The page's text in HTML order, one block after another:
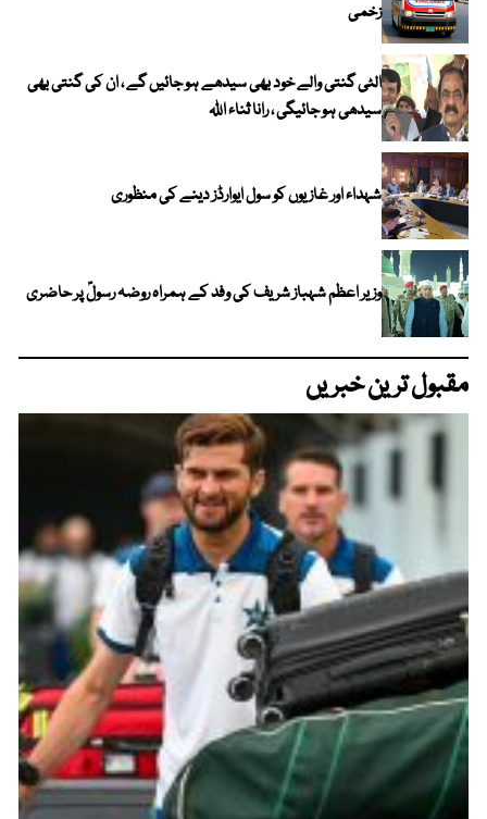
زخمی
الٹی گنتی والے خود بھی سیدھے ہو جائیں گے ، ان کی گنتی بھی
سیدھی ہو جائیگی ، رانا ثناء اللہ
شہداء اور غازیوں کو سول ایوارڈز دینے کی منظوری
وزیر اعظم شہباز شریف کی وفد کے ہمراہ روضہ رسولؐ پر حاضری
مقبول ترین خبریں